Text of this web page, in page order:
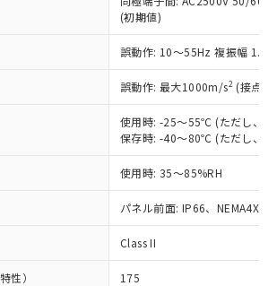
(初期値)
誤動作: 10～55Hz 複振幅
誤動作: 最大1000m/s2 (接点
使用時: -25～55℃ (ただし、氷
保存時: -40～80℃ (ただし、氷
使用時: 35～85%RH
パネル前面: IP66、NEMA4X,
Class II
性） 175
状況および標準価格照会結果は、
している更新日時点での社内デー
基づき作成されるものであり、閲
れた時点での実際の在庫および標
格とは異なる場合があることをご
な納期状況および標準価格はお客
お取引先、またはお客様担当のオ
ン制御機器販売店・当社販売員に
ロン制御機器販売店や当社販売拠
販売ネットワーク
」をご確認
状況および標準価格結果を当社の
の承諾なく第三者に漏洩または開
以下、 水銀(Hg) 1000ppm以下、 カド
以下、ポリ臭化ジフェニルエーテル類
以下、フタル酸ビス(2-エチルヘキシ
名：DOP) 1000ppm以下、フタル酸ブチ
BBP） 1000ppm以下、フタル酸ジブチル
以下、フタル酸ジイソブチル
指令で産業用監視および制御機器に対する
ないことを確認しています。
物質の基準値 (GB/T26572)：
、 Hg(水銀) : 1000ppm、 Cd(カドミウ
ロム) : 1000ppm、 PBBs(ポリ臭化ビフェ
、 PBDEs(ポリ臭化ジフェニルエーテ
、
酸ジブチル) : 1000ppm、 DIBP(フタル酸ジ
) : 1000ppm、 BBP(フタル酸ブチルベンジ
酸ビス(2-エチルヘキシル)) : 1000ppm
有害物質（10物質）のすべてが基
下｢規制貨物等」という）を輸出
は国外への提供する場合は、日本
府の輸出許可(または役務取引許
を取得するなどの必要な手続きを
は規制貨物を破棄する場合は、完
破砕するなど、違法に輸出されな
う必要な手段を講じます。
は貴社製品を、核兵器、ミサイ
化学兵器、生物兵器またはその他
並びにこれらの製造装置等に一切
は、貴社製品を第三者に販売する
は、上記1、2および3の内容を当
一定数以上の在庫あり
一定数には満たないが在庫あり
在庫なし(最新の在庫状況につ
いては、お客様のお取引先、ま
たはお客様担当のオムロン制御
機器販売店・当社販売員にご確
認ください)